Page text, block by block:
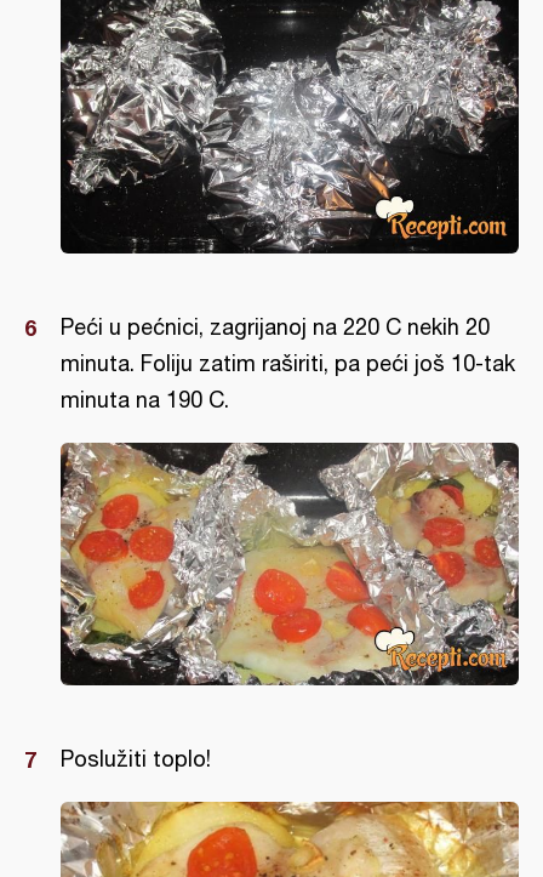
Peći u pećnici, zagrijanoj na 220 C nekih 20
minuta. Foliju zatim raširiti, pa peći još 10-tak
minuta na 190 C.
Poslužiti toplo!